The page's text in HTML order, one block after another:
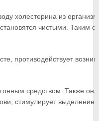
холестерина из
чистыми. Таким
противодействует
средством. Также
стимулирует